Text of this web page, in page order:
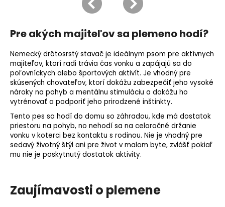
Pre akých majiteľov sa plemeno hodí?
Nemecký drôtosrstý stavač je ideálnym psom pre aktívnych
majiteľov, ktorí radi trávia čas vonku a zapájajú sa do
poľovníckych alebo športových aktivít. Je vhodný pre
skúsených chovateľov, ktorí dokážu zabezpečiť jeho vysoké
nároky na pohyb a mentálnu stimuláciu a dokážu ho
vytrénovať a podporiť jeho prirodzené inštinkty.
Tento pes sa hodí do domu so záhradou, kde má dostatok
priestoru na pohyb, no nehodí sa na celoročné držanie
vonku v koterci bez kontaktu s rodinou. Nie je vhodný pre
sedavý životný štýl ani pre život v malom byte, zvlášť pokiaľ
mu nie je poskytnutý dostatok aktivity.
Zaujímavosti o plemene